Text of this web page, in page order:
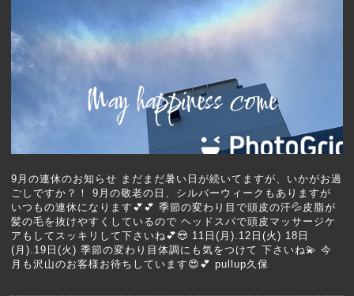
9月の連休のお知らせ まだまだ暑い日が続いてますが、いかがお過
ごしですか？！ 9月の敬老の日、シルバーウィークもありますが
いつもの連休になります💕💕 季節の変わり目で頭皮の汗💦皮脂が
髪の毛を抜けやすくしているので ヘッドスパで頭皮マッサージケ
アもしてスッキリして下さいね💕😍 11日(月).12日(火) 18日
(月).19日(火) 季節の変わり目体調にも気をつけて 下さいね💫 今
月も沢山のお客様お待ちしています😍💕 pullup久保